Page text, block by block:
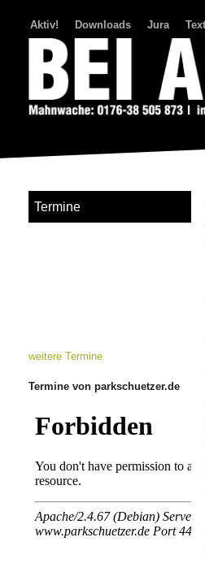
Aktiv! Downloads Jura
Termine
weitere Termine
Termine von parkschuetzer.de